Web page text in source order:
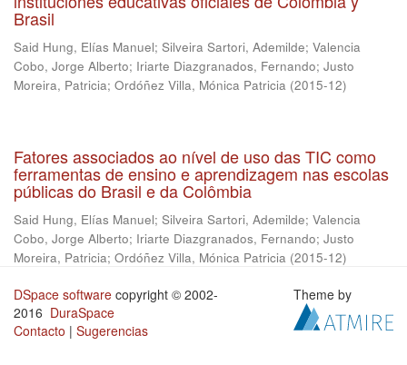
Brasil
Said Hung, Elías Manuel; Silveira Sartori, Ademilde; Valencia
Cobo, Jorge Alberto; Iriarte Diazgranados, Fernando; Justo
Moreira, Patricia; Ordóñez Villa, Mónica Patricia (2015-12)
Fatores associados ao nível de uso das TIC como
ferramentas de ensino e aprendizagem nas escolas
públicas do Brasil e da Colômbia
Said Hung, Elías Manuel; Silveira Sartori, Ademilde; Valencia
Cobo, Jorge Alberto; Iriarte Diazgranados, Fernando; Justo
Moreira, Patricia; Ordóñez Villa, Mónica Patricia (2015-12)
DSpace software copyright © 2002-
2016 DuraSpace
Contacto | Sugerencias
Theme by